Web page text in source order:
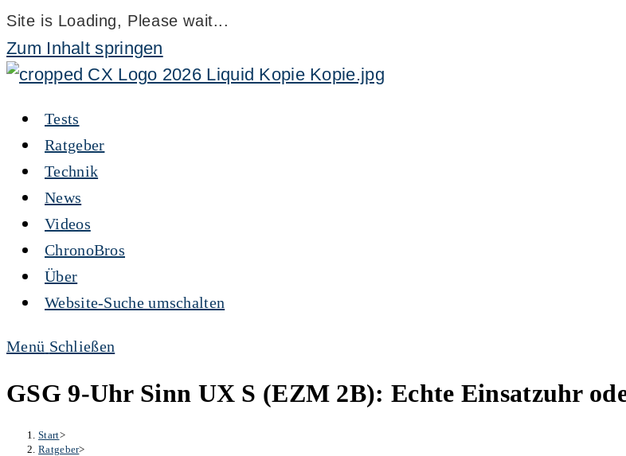
Site is Loading, Please wait...
Zum Inhalt springen
Tests
Ratgeber
Technik
News
Videos
ChronoBros
Über
Website-Suche umschalten
Menü Schließen
GSG 9-Uhr Sinn UX S (EZM 2B): Echte Einsatzuhr
Start>
Ratgeber>